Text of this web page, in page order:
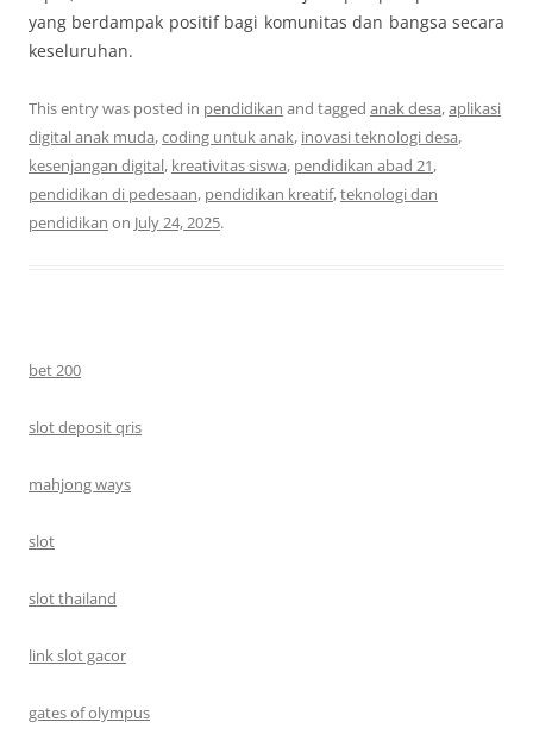
yang berdampak positif bagi komunitas dan bangsa secara
keseluruhan.
This entry was posted in pendidikan and tagged anak desa,aplikasi
digital anak muda,coding untuk anak, inovasi teknologi desa,
kesenjangan digital, kreativitas siswa, pendidikan abad 21,
pendidikan di pedesaan, pendidikan kreatif,teknologi dan
pendidikan on July 24, 2025.
bet 200
slot deposit qris
mahjong ways
slot
slot thailand
link slot gacor
gates of olympus